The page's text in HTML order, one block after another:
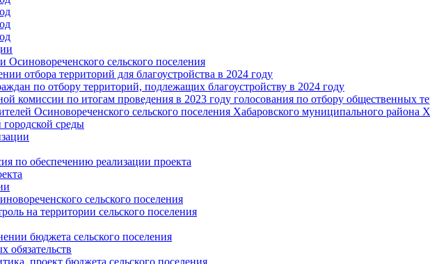
Осиновореченского сельского поселения
отбора территорий для благоустройства в 2024 году
по отбору территорий, подлежащих благоустройству в 2024 году
комиссии по итогам проведения в 2023 году голосования по отбору общественных
Осиновореченского сельского поселения Хабаровского муниципального района
среды
по обеспечению реализации проекта
сельского поселения
на территории сельского поселения
бюджета сельского поселения
обязательств
проект бюджета сельского поселения